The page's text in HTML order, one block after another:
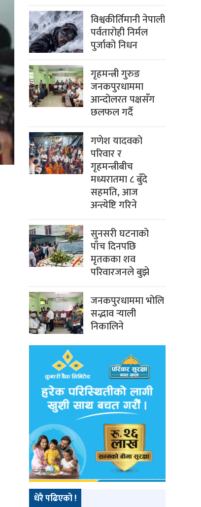
विश्वकीर्तिमानी नेपाली
पर्वतारोही निर्मल
पुर्जाको निधन
गृहमन्त्री गुरुङ
जनकपुरधाममा
आन्दोलरत पक्षसँग
छलफल गर्दै
गणेश यादवको
परिवार र
गृहमन्त्रीबीच
मध्यरातमा ८ बुँदे
सहमति, आज
अन्त्येष्टि गरिने
सुनसरी घटनाको
पाँच दिनपछि
मृतकका शव
परिवारजनले बुझे
जनकपुरधाममा भोलि
सद्भाव र्‍याली
निकालिने
धेरै पढिएको !